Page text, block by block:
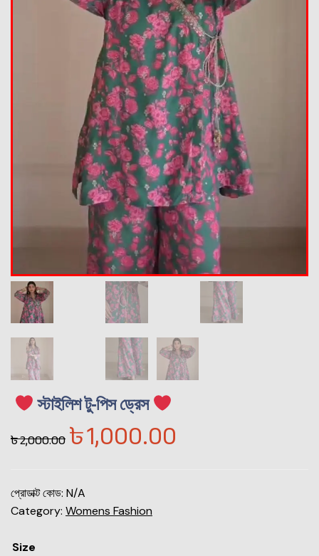
স্টাইলিশ টু-পিস ড্রেস
৳2,000.00৳1,000.00
প্রোডাক্ট কোড: N/A
Category: Womens Fashion
Size